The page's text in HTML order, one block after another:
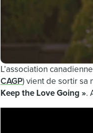
L’association
CAGP)vient de sortir sa
Keep the Love Going ».